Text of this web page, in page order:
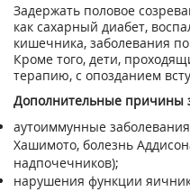
Задержать половое
как сахарный диабет,
кишечника, заболевания
Кроме того, дети,
терапию, с опозданием
Дополнительные причины
аутоиммунные
Хашимото, болезнь
надпочечников);
нарушения функции